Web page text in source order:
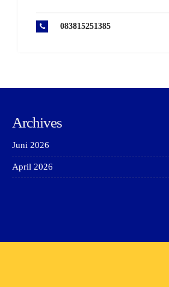
083815251385
Archives
Juni 2026
April 2026